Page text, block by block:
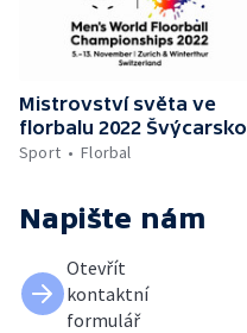
Mistrovství světa ve
florbalu 2022 Švýcarsko
Sport
Florbal
Napište nám
Otevřít
kontaktní
formulář